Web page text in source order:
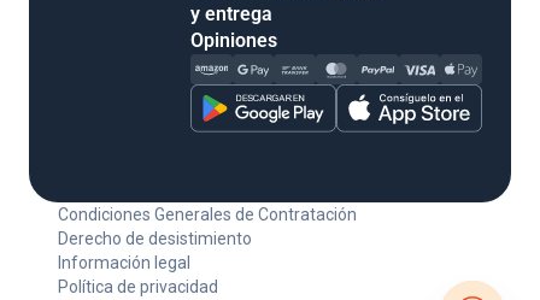
y entrega
Opiniones
Condiciones Generales de Contratación
Derecho de desistimiento
Información legal
Política de privacidad